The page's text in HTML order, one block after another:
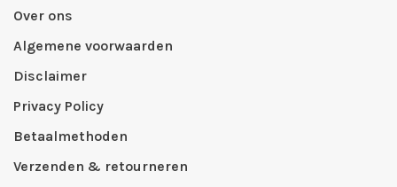
Over ons
Algemene voorwaarden
Disclaimer
Privacy Policy
Betaalmethoden
Verzenden & retourneren